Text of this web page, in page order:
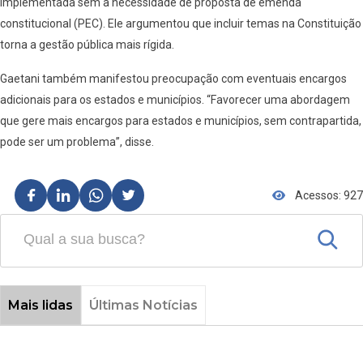
implementada sem a necessidade de proposta de emenda
constitucional (PEC). Ele argumentou que incluir temas na Constituição
torna a gestão pública mais rígida.
Gaetani também manifestou preocupação com eventuais encargos
adicionais para os estados e municípios. “Favorecer uma abordagem
que gere mais encargos para estados e municípios, sem contrapartida,
pode ser um problema”, disse.
Acessos: 927
Mais lidas Últimas Notícias